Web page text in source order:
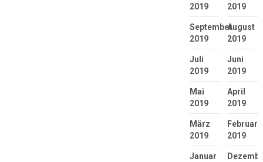
2019
2019
September
2019
August
2019
Juli
2019
Juni
2019
Mai
2019
April
2019
März
2019
Februar
2019
Januar